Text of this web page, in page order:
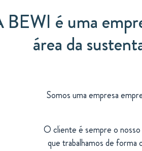
BEWI é uma
área da
Somos uma empresa
O cliente é sempre o nosso
que trabalhamos de